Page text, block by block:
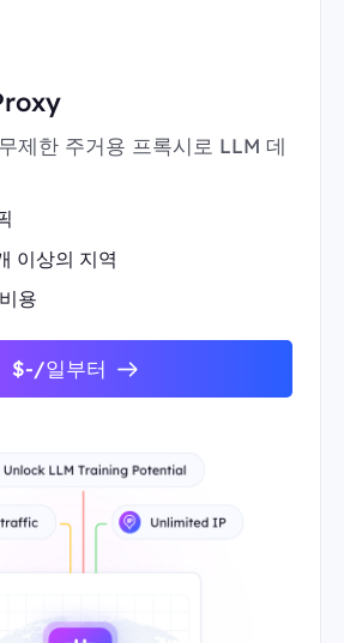
제한 주거용 프록시로 LLM 데
이상의 지역
용
$-/일부터